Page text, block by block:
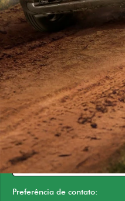
Versão escolhida
Preferência de contato: